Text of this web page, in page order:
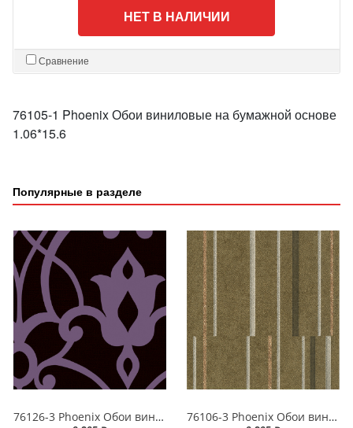
НЕТ В НАЛИЧИИ
Сравнение
76105-1 Phoenix Обои виниловые на бумажной основе
1.06*15.6
Популярные в разделе
76126-3 Phoenix Обои виниловые на бумажной основе 1.06*15.6
76106-3 Phoenix Обои виниловые на бумажной основе 1.06*15.6